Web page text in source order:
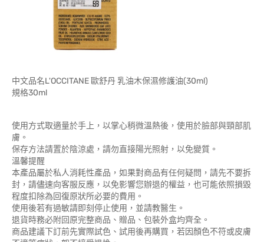
中文品名L'OCCITANE 歐舒丹 乳油木保濕修護油(30ml)
規格30ml
使用方式取適量於手上，以掌心稍微溫熱後，使用於臉部與頸部肌
膚。
保存方法請置於陰涼處，請勿直接陽光照射，以免變質。
溫馨提醒
本產品屬於私人消耗性產品，如果對商品有任何疑問，請先不要拆
封，請儘速向客服反應，以免影響您辦退的權益，也可能依照損毀
程度扣除為回復原狀所必要的費用。
使用後若有過敏請即刻停止使用，並請教醫生。
退貨時務必附回原完整商品、贈品、包裝外盒均齊全。
商品建議下訂前先實際試色、試用後再購買，若因顏色不符或皮膚